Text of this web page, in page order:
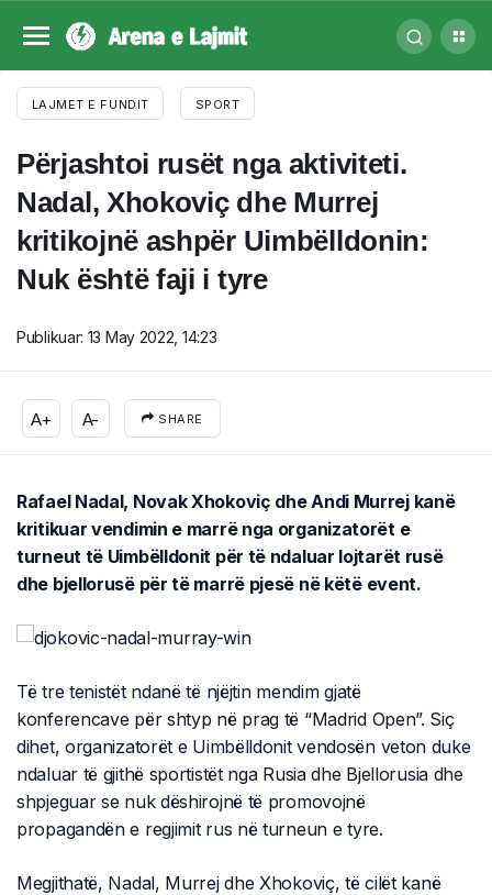
LAJMET E FUNDIT SPORT
Përjashtoi rusët nga aktiviteti.
Nadal, Xhokoviç dhe Murrej
kritikojnë ashpër Uimbëlldonin:
Nuk është faji i tyre
Publikuar: 13 May 2022, 14:23
A+ A- SHARE
Rafael Nadal, Novak Xhokoviç dhe Andi Murrej kanë
kritikuar vendimin e marrë nga organizatorët e
turneut të Uimbëlldonit për të ndaluar lojtarët rusë
dhe bjellorusë për të marrë pjesë në këtë event.
Të tre tenistët ndanë të njëjtin mendim gjatë
konferencave për shtyp në prag të “Madrid Open”. Siç
dihet, organizatorët e Uimbëlldonit vendosën veton duke
ndaluar të gjithë sportistët nga Rusia dhe Bjellorusia dhe
shpjeguar se nuk dëshirojnë të promovojnë
propagandën e regjimit rus në turneun e tyre.
Megjithatë, Nadal, Murrej dhe Xhokoviç, të cilët kanë